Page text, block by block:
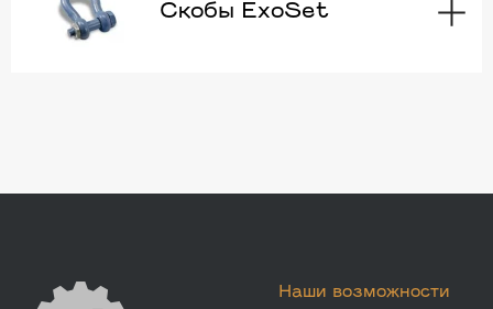
Скобы ExoSet
Наши возможности